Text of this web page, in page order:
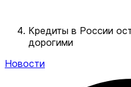
Кредиты в России
дорогими
Новости